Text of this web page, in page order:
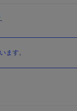
ます。